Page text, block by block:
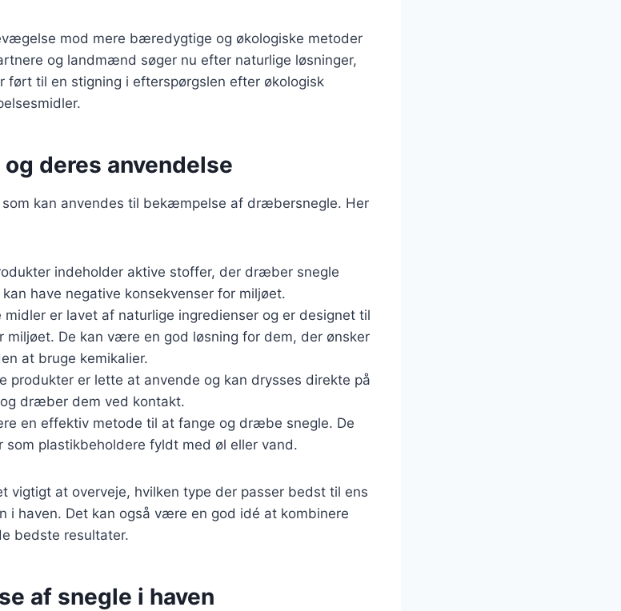
mod mere bæredygtige og økologiske metoder
og landmænd søger nu efter naturlige løsninger,
ført til en stigning i efterspørgslen efter økologisk
deres anvendelse
kan anvendes til bekæmpelse af dræbersnegle. Her
indeholder aktive stoffer, der dræber snegle
have negative konsekvenser for miljøet.
midler er lavet af naturlige ingredienser og er designet til
De kan være en god løsning for dem, der ønsker
at bruge kemikalier.
produkter er lette at anvende og kan drysses direkte på
dræber dem ved kontakt.
en effektiv metode til at fange og dræbe snegle. De
som plastikbeholdere fyldt med øl eller vand.
vigtigt at overveje, hvilken type der passer bedst til ens
i haven. Det kan også være en god idé at kombinere
bedste resultater.
af snegle i haven